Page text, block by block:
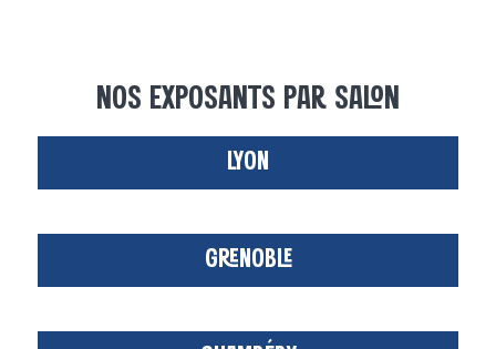
NOS EXPOSANTS PAR SALON
LYON
GRENOBLE